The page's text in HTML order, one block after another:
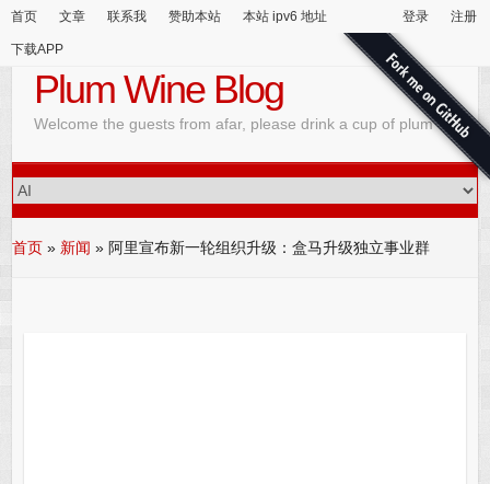
首页 文章 联系我 赞助本站 本站 ipv6 地址
下载APP
登录 注册
Plum Wine Blog
Welcome the guests from afar, please drink a cup of plum wine
首页 » 新闻 » 阿里宣布新一轮组织升级：盒马升级独立事业群